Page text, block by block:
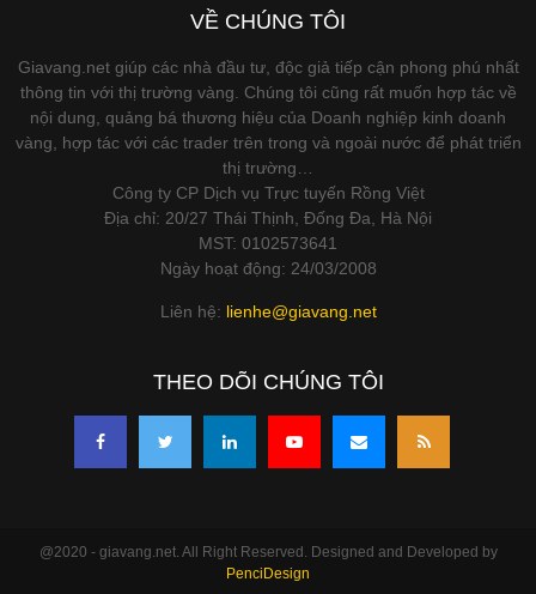
VỀ CHÚNG TÔI
Giavang.net giúp các nhà đầu tư, độc giả tiếp cận phong phú nhất
thông tin với thị trường vàng. Chúng tôi cũng rất muốn hợp tác về
nội dung, quảng bá thương hiệu của Doanh nghiệp kinh doanh
vàng, hợp tác với các trader trên trong và ngoài nước để phát triển
thị trường…
Công ty CP Dịch vụ Trực tuyến Rồng Việt
Địa chỉ: 20/27 Thái Thịnh, Đống Đa, Hà Nội
MST: 0102573641
Ngày hoạt động: 24/03/2008
Liên hệ: lienhe@giavang.net
THEO DÕI CHÚNG TÔI
@2020 - giavang.net. All Right Reserved. Designed and Developed by
PenciDesign